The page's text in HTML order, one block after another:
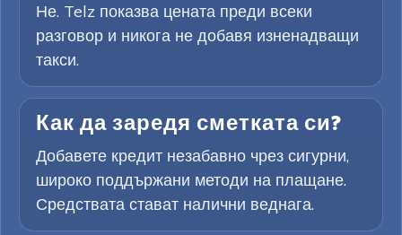
Не. Telz показва цената преди всеки
разговор и никога не добавя изненадващи
такси.
Как да заредя сметката си?
Добавете кредит незабавно чрез сигурни,
широко поддържани методи на плащане.
Средствата стават налични веднага.